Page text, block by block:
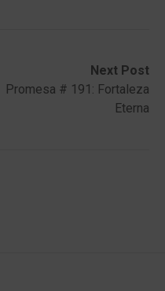
Next Post
Promesa # 191: Fortaleza
Eterna